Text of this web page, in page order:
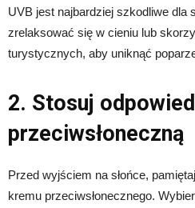
UVB jest najbardziej szkodliwe dla
zrelaksować się w cieniu lub
turystycznych, aby uniknąć
2. Stosuj
przeciwsłoneczną
Przed wyjściem na słońce,
kremu przeciwsłonecznego.